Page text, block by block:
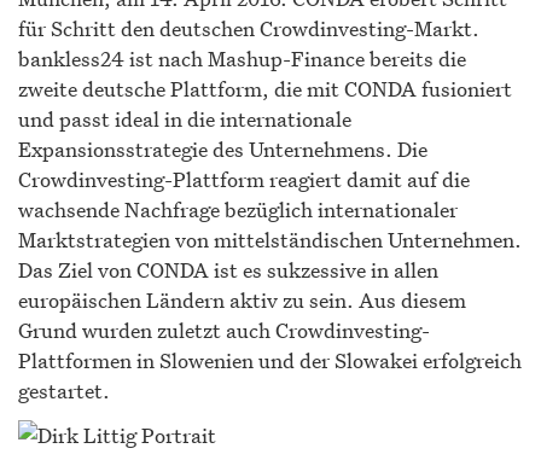
für Schritt den deutschen Crowdinvesting-Markt.
bankless24 ist nach Mashup-Finance bereits die
zweite deutsche Plattform, die mit CONDA fusioniert
und passt ideal in die internationale
Expansionsstrategie des Unternehmens. Die
Crowdinvesting-Plattform reagiert damit auf die
wachsende Nachfrage bezüglich internationaler
Marktstrategien von mittelständischen Unternehmen.
Das Ziel von CONDA ist es sukzessive in allen
europäischen Ländern aktiv zu sein. Aus diesem
Grund wurden zuletzt auch Crowdinvesting-
Plattformen in Slowenien und der Slowakei erfolgreich
gestartet.